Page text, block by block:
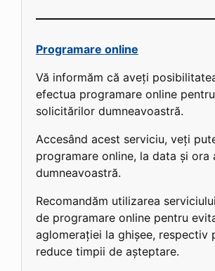
Programare online
Vă informăm că aveți
efectua programare online
solicitărilor dumneavoastră.
Accesând acest serviciu, veți
programare online, la data și ora
dumneavoastră.
Recomandăm utilizarea serviciului
de programare online pentru
aglomerației la ghișee, respectiv
reduce timpii de așteptare.